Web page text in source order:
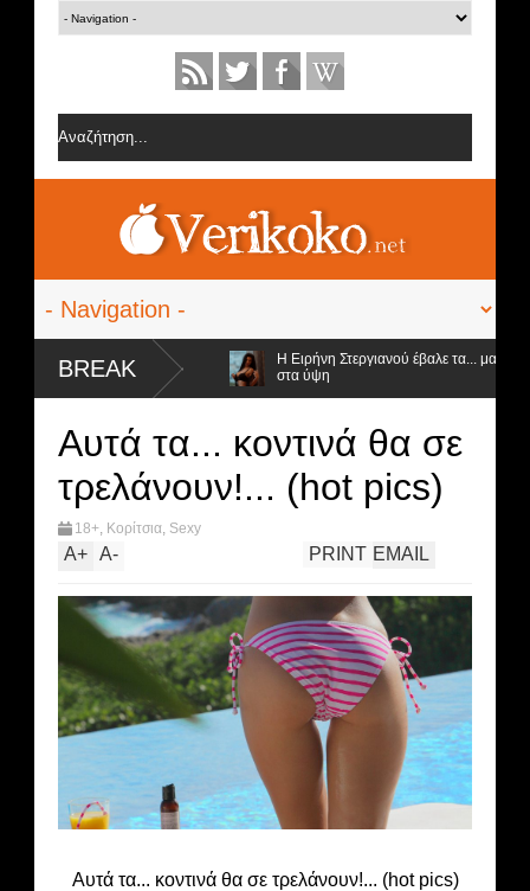
BREAKΗ Ειρήνη Στεργιανού έβαλε τα... μαύρα της εσώρουχα και
στα ύψη
Αυτά τα... κοντινά θα σε
τρελάνουν!... (hot pics)
18+, Κορίτσια, Sexy
A+ A- EMAIL
PRINT
Αυτά τα... κοντινά θα σε τρελάνουν!... (hot pics)